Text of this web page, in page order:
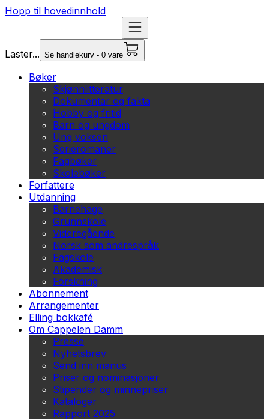
Hopp til hovedinnhold
Laster... Se handlekurv - 0 vare
Bøker
Skjønnlitteratur
Dokumentar og fakta
Hobby og fritid
Barn og ungdom
Ung voksen
Serieromaner
Fagbøker
Skolebøker
Forfattere
Utdanning
Barnehage
Grunnskole
Videregående
Norsk som andrespråk
Fagskole
Akademisk
Forskning
Abonnement
Arrangementer
Elling bokkafé
Om Cappelen Damm
Presse
Nyhetsbrev
Send inn manus
Priser og nominasjoner
Stipender og minnepriser
Kataloger
Rapport 2025